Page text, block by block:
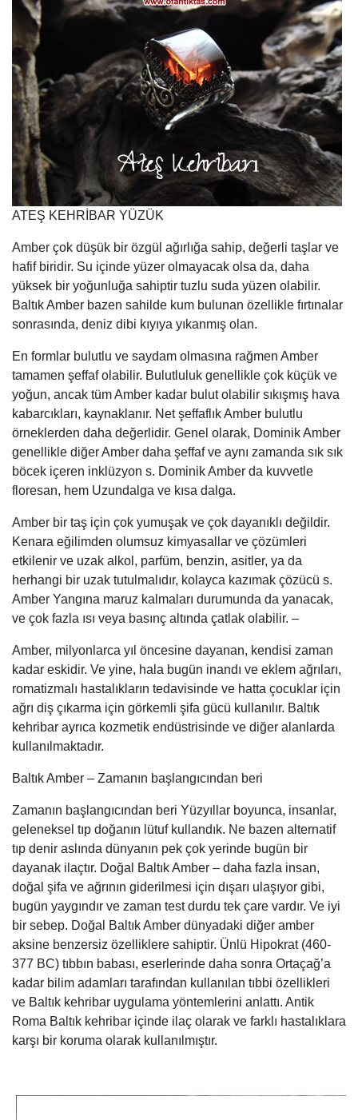
ATEŞ KEHRİBAR YÜZÜK
Amber çok düşük bir özgül ağırlığa sahip, değerli taşlar ve
hafif biridir. Su içinde yüzer olmayacak olsa da, daha
yüksek bir yoğunluğa sahiptir tuzlu suda yüzen olabilir.
Baltık Amber bazen sahilde kum bulunan özellikle fırtınalar
sonrasında, deniz dibi kıyıya yıkanmış olan.
En formlar bulutlu ve saydam olmasına rağmen Amber
tamamen şeffaf olabilir. Bulutluluk genellikle çok küçük ve
yoğun, ancak tüm Amber kadar bulut olabilir sıkışmış hava
kabarcıkları, kaynaklanır. Net şeffaflık Amber bulutlu
örneklerden daha değerlidir. Genel olarak, Dominik Amber
genellikle diğer Amber daha şeffaf ve aynı zamanda sık sık
böcek içeren inklüzyon s. Dominik Amber da kuvvetle
floresan, hem Uzundalga ve kısa dalga.
Amber bir taş için çok yumuşak ve çok dayanıklı değildir.
Kenara eğilimden olumsuz kimyasallar ve çözümleri
etkilenir ve uzak alkol, parfüm, benzin, asitler, ya da
herhangi bir uzak tutulmalıdır, kolayca kazımak çözücü s.
Amber Yangına maruz kalmaları durumunda da yanacak,
ve çok fazla ısı veya basınç altında çatlak olabilir. –
Amber, milyonlarca yıl öncesine dayanan, kendisi zaman
kadar eskidir. Ve yine, hala bugün inandı ve eklem ağrıları,
romatizmalı hastalıkların tedavisinde ve hatta çocuklar için
ağrı diş çıkarma için görkemli şifa gücü kullanılır. Baltık
kehribar ayrıca kozmetik endüstrisinde ve diğer alanlarda
kullanılmaktadır.
Baltık Amber – Zamanın başlangıcından beri
Zamanın başlangıcından beri Yüzyıllar boyunca, insanlar,
geleneksel tıp doğanın lütuf kullandık. Ne bazen alternatif
tıp denir aslında dünyanın pek çok yerinde bugün bir
dayanak ilaçtır. Doğal Baltık Amber – daha fazla insan,
doğal şifa ve ağrının giderilmesi için dışarı ulaşıyor gibi,
bugün yaygındır ve zaman test durdu tek çare vardır. Ve iyi
bir sebep. Doğal Baltık Amber dünyadaki diğer amber
aksine benzersiz özelliklere sahiptir. Ünlü Hipokrat (460-
377 BC) tıbbın babası, eserlerinde daha sonra Ortaçağ’a
kadar bilim adamları tarafından kullanılan tıbbi özellikleri
ve Baltık kehribar uygulama yöntemlerini anlattı. Antik
Roma Baltık kehribar içinde ilaç olarak ve farklı hastalıklara
karşı bir koruma olarak kullanılmıştır.